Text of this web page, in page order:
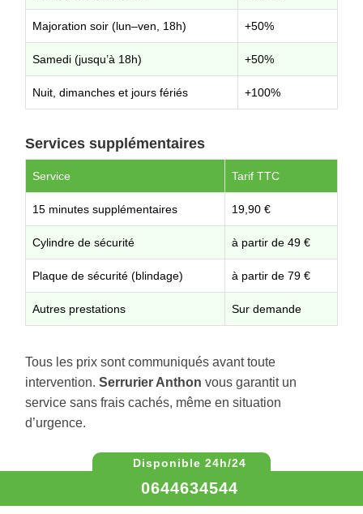
Majoration soir (lun–ven, 18h) +50%
Samedi (jusqu’à 18h) +50%
Nuit, dimanches et jours fériés +100%
Services supplémentaires
Service Tarif TTC
15 minutes supplémentaires 19,90 €
Cylindre de sécurité à partir de 49 €
Plaque de sécurité (blindage) à partir de 79 €
Autres prestations Sur demande
Tous les prix sont communiqués avant toute
intervention. Serrurier Anthon vous garantit un
service sans frais cachés, même en situation
d’urgence.
0644634544
0644634544